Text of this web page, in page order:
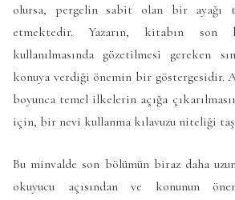
olursa, pergelin sabit olan bir ayağı
etmektedir. Yazarın, kitabın son
kullanılmasında gözetilmesi gereken
konuya verdiği önemin bir göstergesidir.
boyunca temel ilkelerin açığa
için, bir nevi kullanma kılavuzu niteliği
Bu minvalde son bölümün biraz daha
okuyucu açısından ve konunun